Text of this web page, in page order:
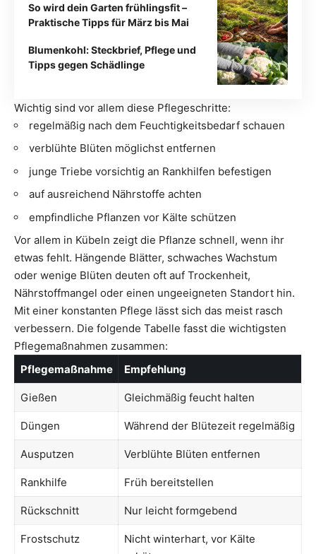
So wird dein Garten frühlingsfit –
Praktische Tipps für März bis Mai
Blumenkohl: Steckbrief, Pflege und
Tipps gegen Schädlinge
Wichtig sind vor allem diese Pflegeschritte:
regelmäßig nach dem Feuchtigkeitsbedarf schauen
verblühte Blüten möglichst entfernen
junge Triebe vorsichtig an Rankhilfen befestigen
auf ausreichend Nährstoffe achten
empfindliche Pflanzen vor Kälte schützen
Vor allem in Kübeln zeigt die Pflanze schnell, wenn ihr
etwas fehlt. Hängende Blätter, schwaches Wachstum
oder wenige Blüten deuten oft auf Trockenheit,
Nährstoffmangel oder einen ungeeigneten Standort hin.
Mit einer konstanten Pflege lässt sich das meist rasch
verbessern. Die folgende Tabelle fasst die wichtigsten
Pflegemaßnahmen zusammen:
Pflegemaßnahme
Empfehlung
Gießen Gleichmäßig feucht halten
Düngen Während der Blütezeit regelmäßig
Ausputzen Verblühte Blüten entfernen
Rankhilfe Früh bereitstellen
Rückschnitt Nur leicht formgebend
Frostschutz
Nicht winterhart, vor Kälte